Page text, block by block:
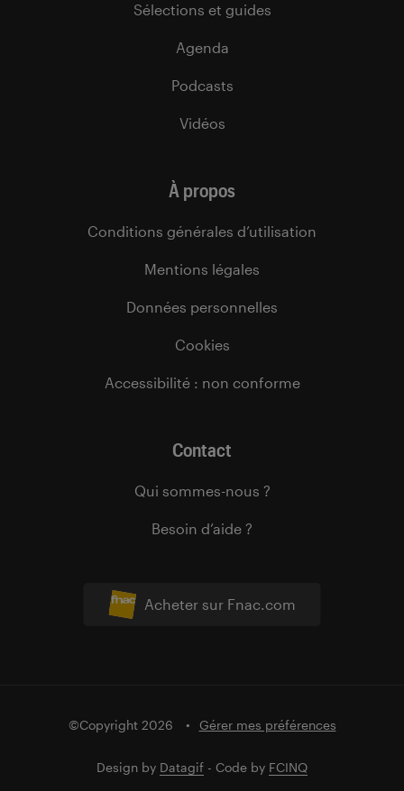
Acheter sur Fnac.com
Sélections et guides
Agenda
Podcasts
Vidéos
À propos
Conditions générales d’utilisation
Mentions légales
Données personnelles
Cookies
Accessibilité : non conforme
Contact
Qui sommes-nous ?
Besoin d’aide ?
©Copyright 2026 Gérer mes préférences
Design by Datagif - Code by FCINQ